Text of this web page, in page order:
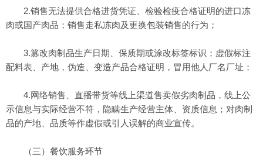
2.销售无法提供合格进货凭证、检验检疫合格证明的进口冻
肉或国产肉品；销售走私冻肉及更换包装销售的行为；
3.篡改肉制品生产日期、保质期或涂改标签标识；虚假标注
配料表、产地，伪造、变造产品合格证明，冒用他人厂名厂址；
4.网络销售、直播带货等线上渠道售卖假劣肉制品，线上公
示信息与实际经营不符，隐瞒生产经营主体、资质信息；对肉制
品的产地、品质等作虚假或引人误解的商业宣传。
（三）餐饮服务环节